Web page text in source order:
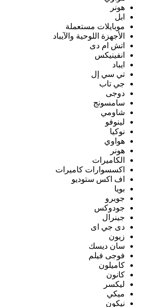
هونر
ابل
موبايلات مستعملة
الأجهزة اللوحية والآيباد
اتش ام دى
انفينيكس
ايباد
تي سي إل
جي تاب
دوجى
سامسونج
شاومي
لينوفو
نوكيا
هواوي
هونر
الكاميرات
اكسسوارات كاميرات
اف اكس ستوديو
بويا
جوبرو
جودوكس
جينرال
دى جي اى
زيون
سان ديسك
فوجى فيلم
كاميلون
كانون
ليكسر
ميكي
نيكون